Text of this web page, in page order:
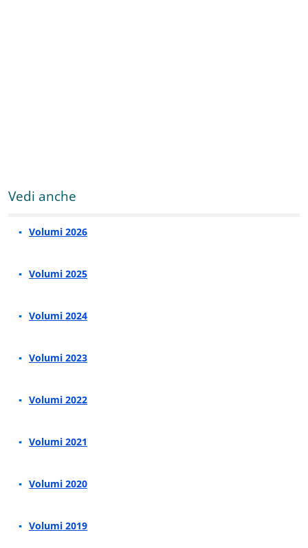
Vedi anche
Volumi 2026
Volumi 2025
Volumi 2024
Volumi 2023
Volumi 2022
Volumi 2021
Volumi 2020
Volumi 2019